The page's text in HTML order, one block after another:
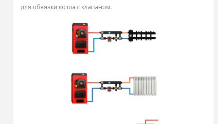
для обвязки котла с клапаном.